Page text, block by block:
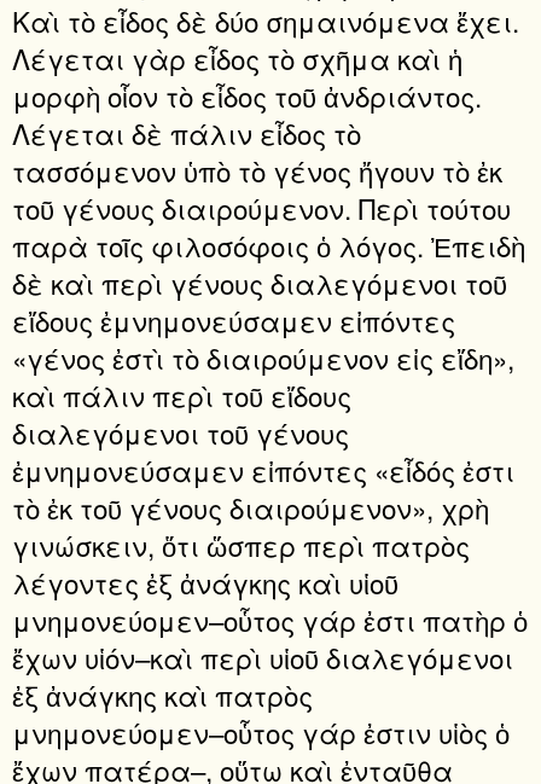
Καὶ τὸ εἶδος δὲ δύο σημαινόμενα ἔχει.
Λέγεται γὰρ εἶδος τὸ σχῆμα καὶ ἡ
μορφὴ οἷον τὸ εἶδος τοῦ ἀνδριάντος.
Λέγεται δὲ πάλιν εἶδος τὸ
τασσόμενον ὑπὸ τὸ γένος ἤγουν τὸ ἐκ
τοῦ γένους διαιρούμενον. Περὶ τούτου
παρὰ τοῖς φιλοσόφοις ὁ λόγος. Ἐπειδὴ
δὲ καὶ περὶ γένους διαλεγόμενοι τοῦ
εἴδους ἐμνημονεύσαμεν εἰπόντες
«γένος ἐστὶ τὸ διαιρούμενον εἰς εἴδη»,
καὶ πάλιν περὶ τοῦ εἴδους
διαλεγόμενοι τοῦ γένους
ἐμνημονεύσαμεν εἰπόντες «εἶδός ἐστι
τὸ ἐκ τοῦ γένους διαιρούμενον», χρὴ
γινώσκειν, ὅτι ὥσπερ περὶ πατρὸς
λέγοντες ἐξ ἀνάγκης καὶ υἱοῦ
μνημονεύομεν–οὗτος γάρ ἐστι πατὴρ ὁ
ἔχων υἱόν–καὶ περὶ υἱοῦ διαλεγόμενοι
ἐξ ἀνάγκης καὶ πατρὸς
μνημονεύομεν–οὗτος γάρ ἐστιν υἱὸς ὁ
ἔχων πατέρα–, οὕτω καὶ ἐνταῦθα